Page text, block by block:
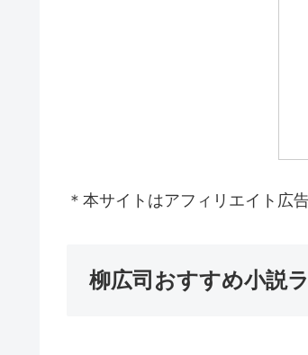
＊本サイトはアフィリエイト広
柳広司おすすめ小説